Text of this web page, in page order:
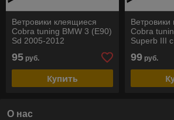
Ветровики клеящиеся
Cobra tuning BMW 3 (E90)
Sd 2005-2012
95 руб.
Купить
Cobra
Superb III
99руб.
О нас